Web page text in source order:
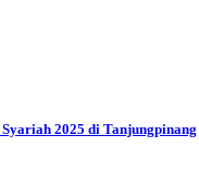
2025 di Tanjungpinang